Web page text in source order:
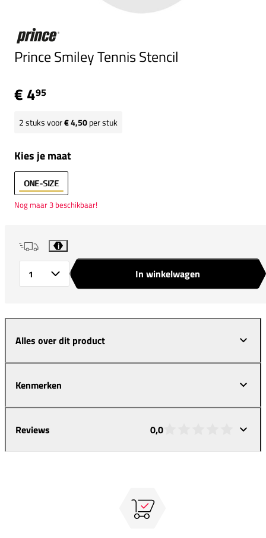
Prince Smiley Tennis Stencil
€ 495
2stuks voor€ 4,50per stuk
Kies je maat
ONE-SIZE
Nog maar 3 beschikbaar!
i
In winkelwagen
Alles over dit product
Kenmerken
Reviews 0,0